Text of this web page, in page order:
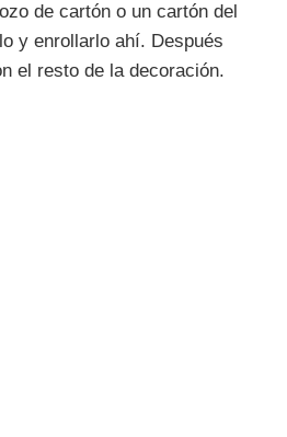
de cartón o un cartón del
y enrollarlo ahí. Después
el resto de la decoración.